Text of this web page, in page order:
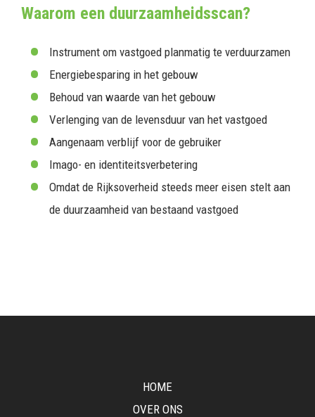
Waarom een duurzaamheidsscan?
Instrument om vastgoed planmatig te verduurzamen
Energiebesparing in het gebouw
Behoud van waarde van het gebouw
Verlenging van de levensduur van het vastgoed
Aangenaam verblijf voor de gebruiker
Imago- en identiteitsverbetering
Omdat de Rijksoverheid steeds meer eisen stelt aan
de duurzaamheid van bestaand vastgoed
HOME
OVER ONS